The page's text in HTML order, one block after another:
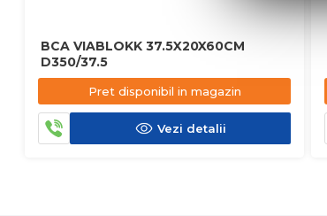
BCA VIABLOKK 37.5X20X60CM
D350/37.5
Pret disponibil in magazin
Vezi detalii